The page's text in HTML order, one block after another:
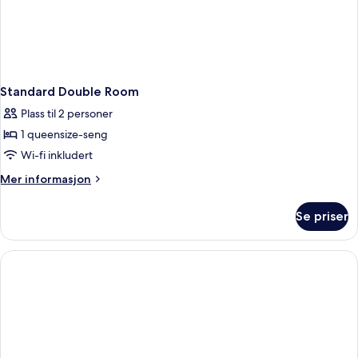
Standard Double Room
Plass til 2 personer
1 queensize-seng
Wi-fi inkludert
Mer informasjon
Mer
Double
Room
Se priser